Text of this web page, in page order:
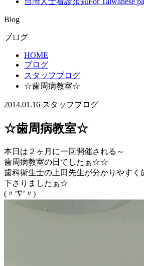
Blog
ブログ
HOME
ブログ
スタッフブログ
☆歯周病教室☆
2014.01.16 スタッフブログ
☆歯周病教室☆
本日は２ヶ月に一回開催される～
歯周病教室の日でしたぁ☆☆
歯科衛生士の上田先生が分かりやすく
下さりましたぁ☆
(〃’∇’〃)ゝ